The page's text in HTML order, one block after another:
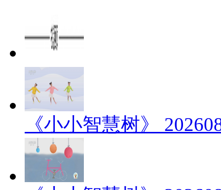
《小小智慧树》